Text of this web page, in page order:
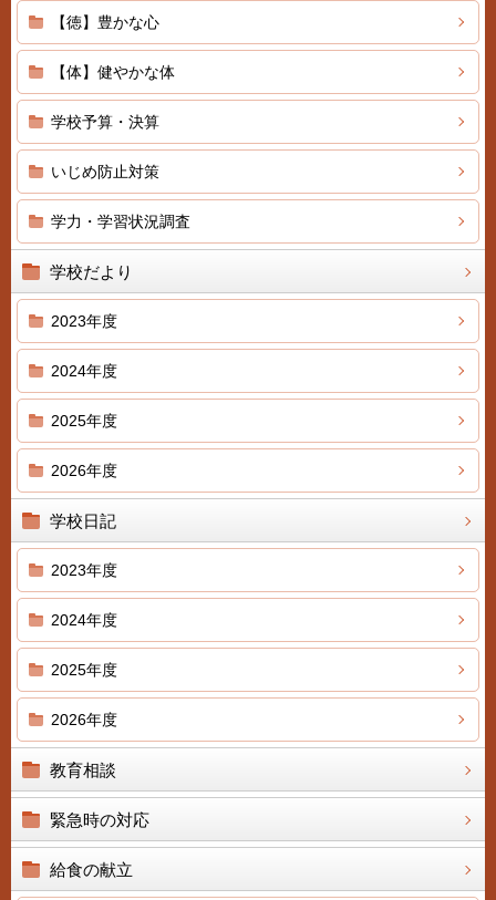
【徳】豊かな心
【体】健やかな体
学校予算・決算
いじめ防止対策
学力・学習状況調査
学校だより
2023年度
2024年度
2025年度
2026年度
学校日記
2023年度
2024年度
2025年度
2026年度
教育相談
緊急時の対応
給食の献立